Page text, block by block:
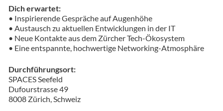
Dich erwartet:
• Inspirierende Gespräche auf Augenhöhe
• Austausch zu aktuellen Entwicklungen in der IT
• Neue Kontakte aus dem Zürcher Tech-Ökosystem
• Eine entspannte, hochwertige Networking-Atmosphäre
Durchführungsort:
SPACES Seefeld
Dufourstrasse 49
8008 Zürich, Schweiz